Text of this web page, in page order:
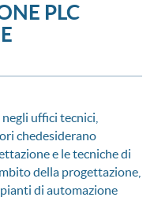
PLC
uffici tecnici,
chedesiderano
e le tecniche di
della progettazione,
di automazione